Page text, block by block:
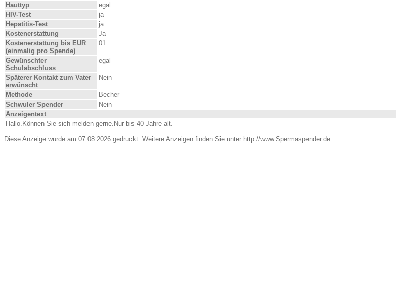
Hauttyp
egal
HIV-Test
ja
Hepatitis-Test
ja
Kostenerstattung
Ja
Kostenerstattung bis EUR
(einmalig pro Spende)
01
Gewünschter
Schulabschluss
egal
Späterer Kontakt zum Vater
erwünscht
Nein
Methode
Becher
Schwuler Spender
Nein
Anzeigentext
Hallo.Können Sie sich melden gerne.Nur bis 40 Jahre alt.
Diese Anzeige wurde am 07.08.2026 gedruckt. Weitere Anzeigen finden Sie unter http://www.Spermaspender.de